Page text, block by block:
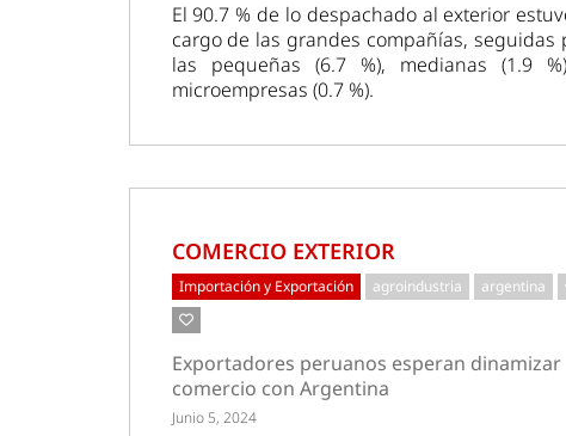
El 90.7 % de lo despachado al exterior
cargo de las grandes compañías, seguidas
las pequeñas (6.7 %), medianas (1.9
microempresas (0.7 %).
COMERCIO EXTERIOR
Importación y Exportación agroindustria argentina
Exportadores peruanos esperan dinamizar
comercio con Argentina
Junio 5, 2024